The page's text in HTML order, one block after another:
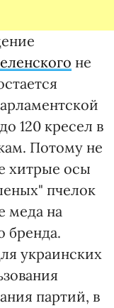
не
120 кресел в
Потому не
хитрые осы
пчелок
меда на
бренда.
украинских
партий, в